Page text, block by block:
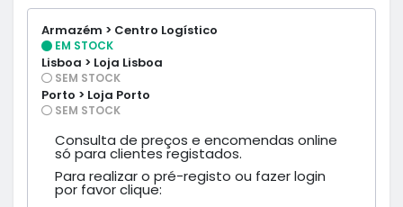
Armazém > Centro Logístico
EM STOCK
Lisboa > Loja Lisboa
SEM STOCK
Porto > Loja Porto
SEM STOCK
Consulta de preços e encomendas online
só para clientes registados.
Para realizar o pré-registo ou fazer login
por favor clique: